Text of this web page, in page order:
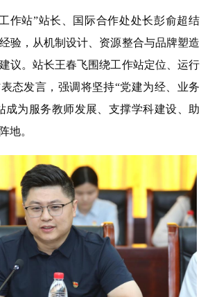
作站”站长、国际合作处处长彭俞超结
验，从机制设计、资源整合与品牌塑造
议。站长王春飞围绕工作站定位、运行
态发言，强调将坚持“党建为经、业务
成为 服务教师发展、支撑学科建设、助
地。